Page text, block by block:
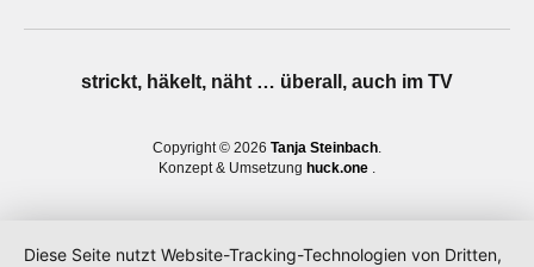
strickt, häkelt, näht … überall, auch im TV
Copyright © 2026 Tanja Steinbach
Konzept & Umsetzung huck.one
Diese Seite nutzt Website-Tracking-Technologien von Dritten,